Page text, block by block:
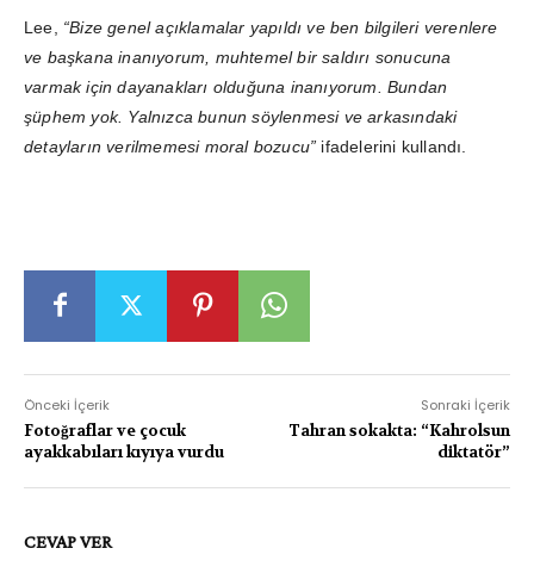
Lee, “Bize genel açıklamalar yapıldı ve ben bilgileri verenlere
ve başkana inanıyorum, muhtemel bir saldırı sonucuna
varmak için dayanakları olduğuna inanıyorum. Bundan
şüphem yok. Yalnızca bunun söylenmesi ve arkasındaki
detayların verilmemesi moral bozucu” ifadelerini kullandı.
Önceki İçerik
Fotoğraflar ve çocuk
ayakkabıları kıyıya vurdu
Sonraki İçerik
Tahran sokakta: “Kahrolsun
diktatör”
CEVAP VER